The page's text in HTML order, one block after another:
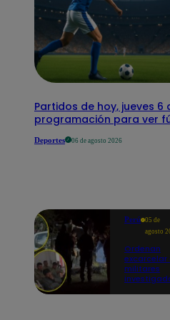
Partidos de hoy, jueves 6
programación para ver
Deportes 06 de agosto 2026
Perú
05 de
agosto
Ordenan
excarcelar
militares